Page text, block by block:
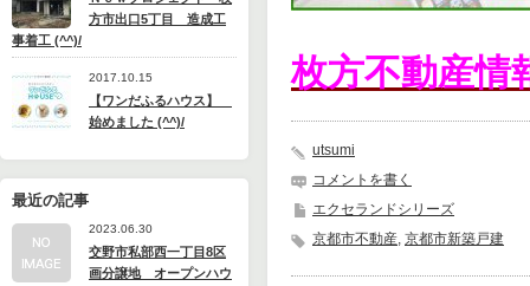
方市出口5丁目 造成工
事着工 (^^)/
2017.10.15
【ワンだふるハウス】
始めました (^^)/
最近の記事
2023.06.30
交野市私部西一丁目8区
画分譲地 オープンハウ
枚方不動産情
utsumi
コメントを書く
エクセランドシリーズ
京都市不動産 京都市新築戸建